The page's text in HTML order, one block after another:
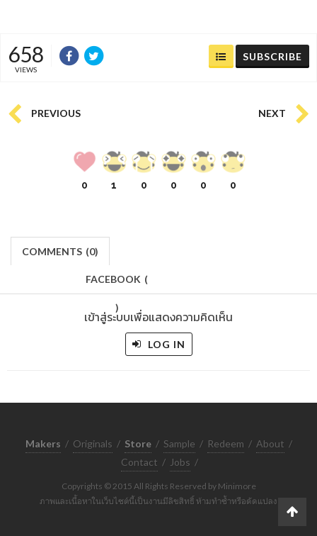
658
VIEWS
SUBSCRIBE
PREVIOUS NEXT
0 1 0 0 0 0
COMMENTS (0)
FACEBOOK (
)
เข้าสู่ระบบเพื่อแสดงความคิดเห็น
LOG IN
Makers / Originals / Store / Sample / Redeem / About /
Contact / Jobs /
Copyrights © 2015 All Rights Reserved by Minimore
ภาพและเนื้อหาในเว็บไซต์นี้เป็นงานมีลิขสิทธิ์ ห้ามทำซ้ำหรือดัดแปลง